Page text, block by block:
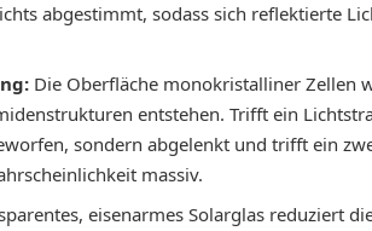
abgestimmt, sodass sich reflektierte
Die Oberfläche monokristalliner Zellen
entstehen. Trifft ein
sondern abgelenkt und trifft ein
massiv.
eisenarmes Solarglas reduziert